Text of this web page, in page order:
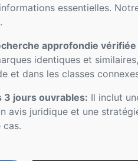
essentielles.
approfondie vérifiée
identiques et
et dans les classes
3 jours ouvrables: Il inclut
avis juridique et une